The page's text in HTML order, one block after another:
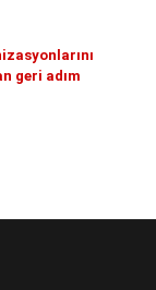
geri adım